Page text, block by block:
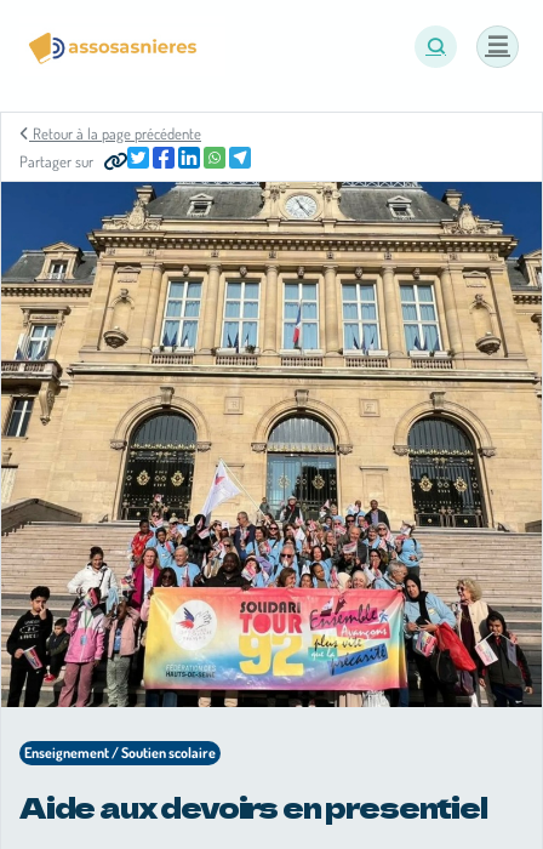
Retour à la page précédente
Partager sur
Enseignement / Soutien scolaire
Aide aux devoirs en presentiel